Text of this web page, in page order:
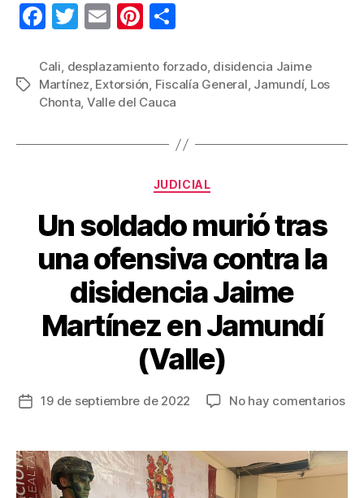
F
c
e
o
T
tt
er
E
ail
Pi
er
e
m
p
tir
Etiquetas
Cali, desplazamiento forzado, disidencia Jaime
Martínez, Extorsión, Fiscalía General, Jamundí, Los
Chonta, Valle del Cauca
Categorías
JUDICIAL
Un soldado murió tras
una ofensiva contra la
disidencia Jaime
Martínez en Jamundí
(Valle)
Fecha
entrada
19 de septiembre de 2022 No hay comentariosen